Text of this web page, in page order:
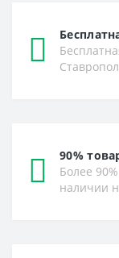
90%
Более
наличии